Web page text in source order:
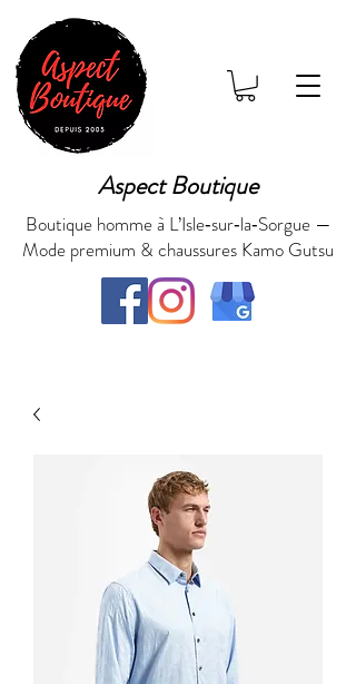
Aspect Boutique
Boutique homme à L’Isle‑sur‑la‑Sorgue —
Mode premium & chaussures Kamo Gutsu